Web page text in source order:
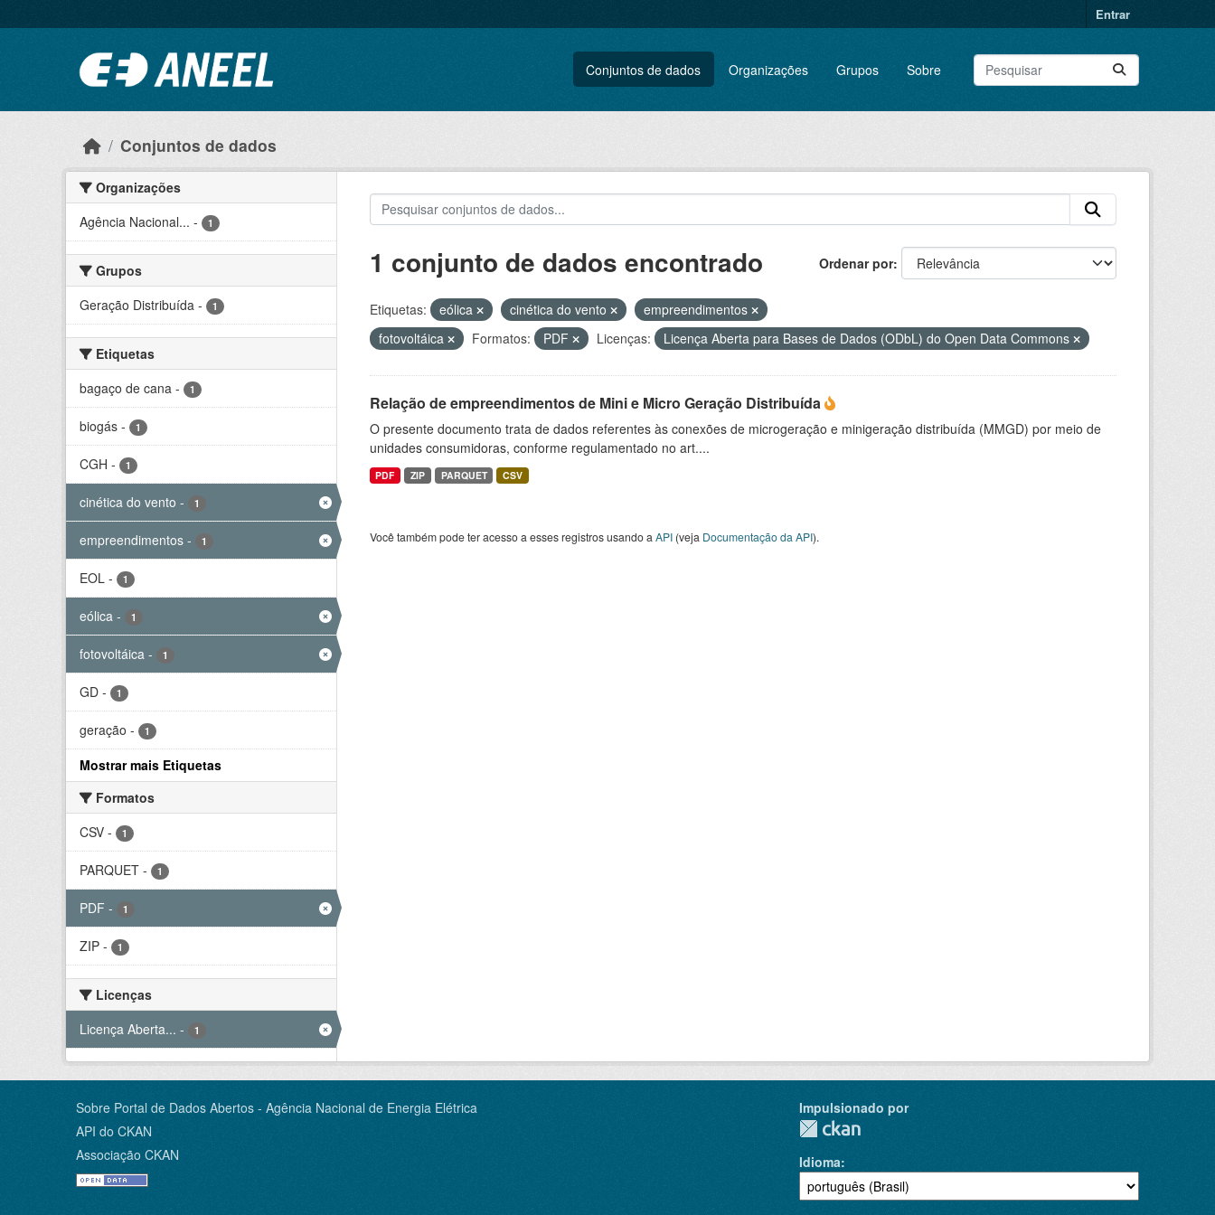
Entrar
Conjuntos de dados Organizações Grupos Sobre
Conjuntos de dados
Organizações
Agência Nacional... - 1
Grupos
Geração Distribuída - 1
Etiquetas
bagaço de cana - 1
biogás - 1
CGH - 1
cinética do vento - 1
empreendimentos - 1
EOL - 1
eólica - 1
fotovoltáica - 1
GD - 1
geração - 1
Mostrar mais Etiquetas
Formatos
CSV - 1
PARQUET - 1
PDF - 1
ZIP - 1
Licenças
Licença Aberta... - 1
Ordenar por
1 conjunto de dados encontrado
Etiquetas: eólica cinética do vento
empreendimentos
fotovoltáica
Formatos: PDF Licenças: Licença Aberta para Bases de Dados (ODbL) do Open Data Commons
Relação de empreendimentos de Mini e Micro Geração Distribuída
O presente documento trata de dados referentes às conexões de microgeração e minigeração distribuída (MMGD) por meio de
unidades consumidoras, conforme regulamentado no art....
PDF ZIP PARQUET CSV
Você também pode ter acesso a esses registros usando a API(veja Documentação da API).
Sobre Portal de Dados Abertos - Agência Nacional de Energia Elétrica
API do CKAN
Associação CKAN
Impulsionado por
Idioma